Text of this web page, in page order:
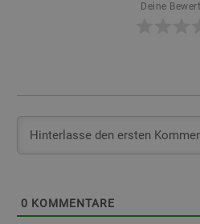
Deine
0 KOMMENTARE